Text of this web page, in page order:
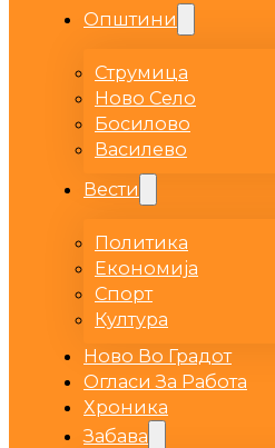
Општини
Струмица
Ново Село
Босилово
Василево
Вести
Политика
Економија
Спорт
Култура
Ново Во Градот
Огласи За Работа
Хроника
Забава